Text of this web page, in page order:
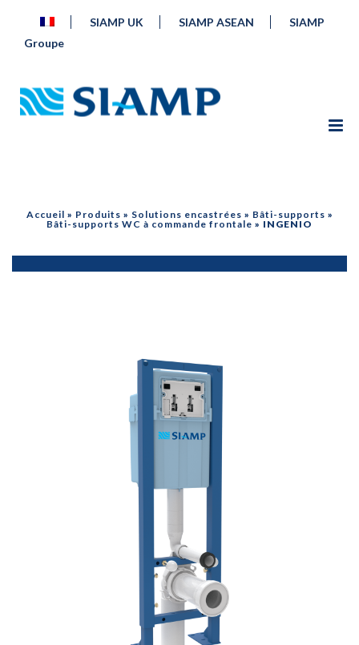
SIAMP UK SIAMP ASEAN
SIAMP
Groupe
Accueil » Produits » Solutions encastrées » Bâti-supports »
Bâti-supports WC à commande frontale » INGENIO